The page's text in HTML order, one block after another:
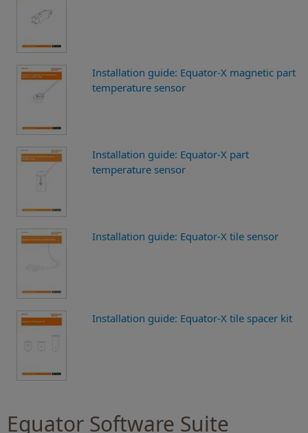
Installation guide: Equator-X magnetic part
temperature sensor
Installation guide: Equator-X part
temperature sensor
Installation guide: Equator-X tile sensor
Installation guide: Equator-X tile spacer kit
Equator Software Suite